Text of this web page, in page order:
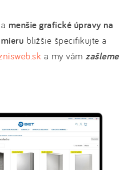
menšie grafické úpravy na
bližšie špecifikujte a
a my vám zašleme